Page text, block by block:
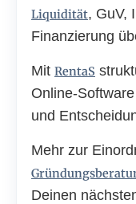
Liquidität, GuV,
Finanzierung
Mit RentaS
Online-
und
Mehr zur
Deinen